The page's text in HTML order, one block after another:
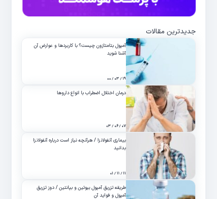
جدیدترین مقالات
آمپول بتامتازون چیست؟ با کاربردها و عوارض آن
آشنا شوید
۱۹ / ۰۳ / ۰۰
درمان اختلال اضطراب با انواع داروها
۰۷ / ۰۶ / ۰۳
بیماری آنفولانزا / هرآنچه نیاز است درباره آنفولانزا
بدانید
۱۱ / ۱۱ / ۰۱
طریقه تزریق آمپول بیوتین و بپانتین / دوز تزریق
آمپول و فواید آن